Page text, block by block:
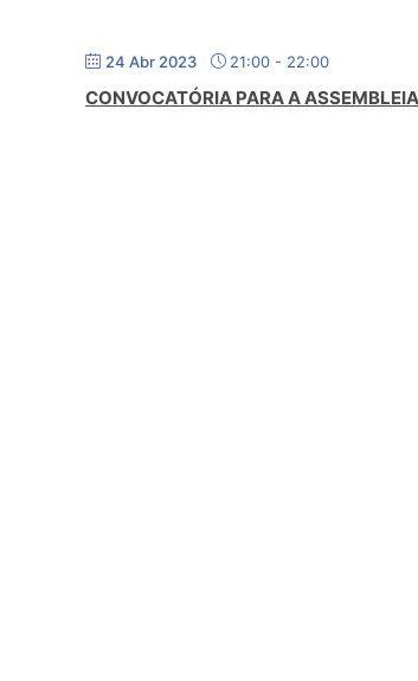
24 Abr 2023 21:00 - 22:00
CONVOCATÓRIA PARA A